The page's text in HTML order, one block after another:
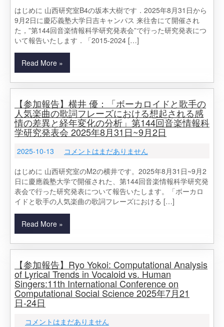
はじめに 山西研究室B4の坂本大樹です．2025年8月31日から
9月2日に慶応義塾大学日吉キャンパス 来往舎にて開催され
た，”第144回音楽情報科学研究発表会”で行った研究発表につ
いて報告いたします．「2015-2024 […]
Read More »
【参加報告】横井 優：「ボーカロイドと歌手の
人気楽曲の歌詞フレーズにおける想起される感
情の差異と経年変化の分析」第144回音楽情報科
学研究発表会 2025年8月31日~9月2日
2025-10-13
コメントはまだありません
はじめに 山西研究室のM2の横井です。2025年8月31日~9月2
日に慶應義塾大学で開催された、第144回音楽情報科学研究発
表会で行った研究発表について報告いたします。「ボーカロ
イドと歌手の人気楽曲の歌詞フレーズにおける […]
Read More »
【参加報告】Ryo Yokoi: Computational Analysis
of Lyrical Trends in Vocaloid vs. Human
Singers:11th International Conference on
Computational Social Science 2025年7月21
日-24日
コメントはまだありません